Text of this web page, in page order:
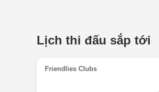
Lịch thi đấu sắp tới
Friendlies Clubs